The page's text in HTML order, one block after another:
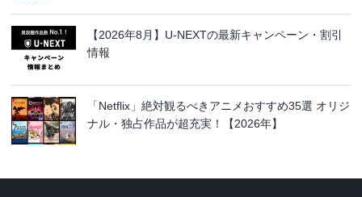
【2026年8月】U-NEXTの最新キャンペーン・割引
情報
「Netflix」絶対観るべきアニメおすすめ35選 オリジ
ナル・独占作品が超充実！【2026年】